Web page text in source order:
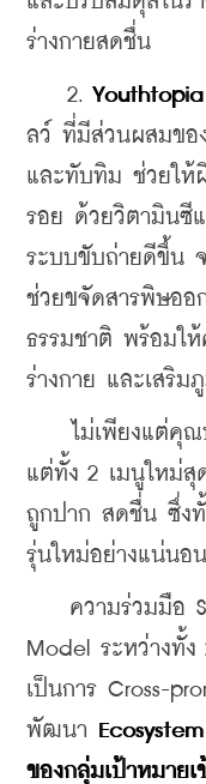
ร่างกายสดชื่น
2. Youthtopia
ลว์ ที่มีส่วนผสมขอ
และทับทิม ช่วยให้
รอย ด้วยวิตามินซี
ระบบขับถ่ายดีขึ้น
ช่วยขจัดสารพิษออ
ธรรมชาติ พร้อมใ
ร่างกาย และเสริม
ไม่เพียงแต่คุณป
แต่ทั้ง 2 เมนูใหม่สุ
ถูกปาก สดชื่น ซึ่ง
รุ่นใหม่อย่างแน่นอน
ความร่วมมือ
Model ระหว่างทั้
เป็นการ Cross-
พัฒนา
ของกลุ่มเป้าหมาย